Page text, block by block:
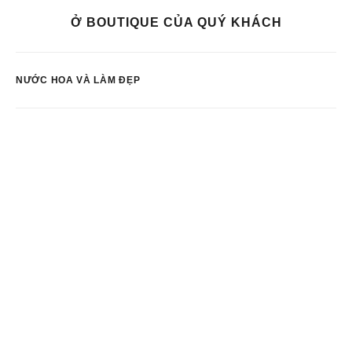
Ở BOUTIQUE CỦA QUÝ KHÁCH
NƯỚC HOA VÀ LÀM ĐẸP